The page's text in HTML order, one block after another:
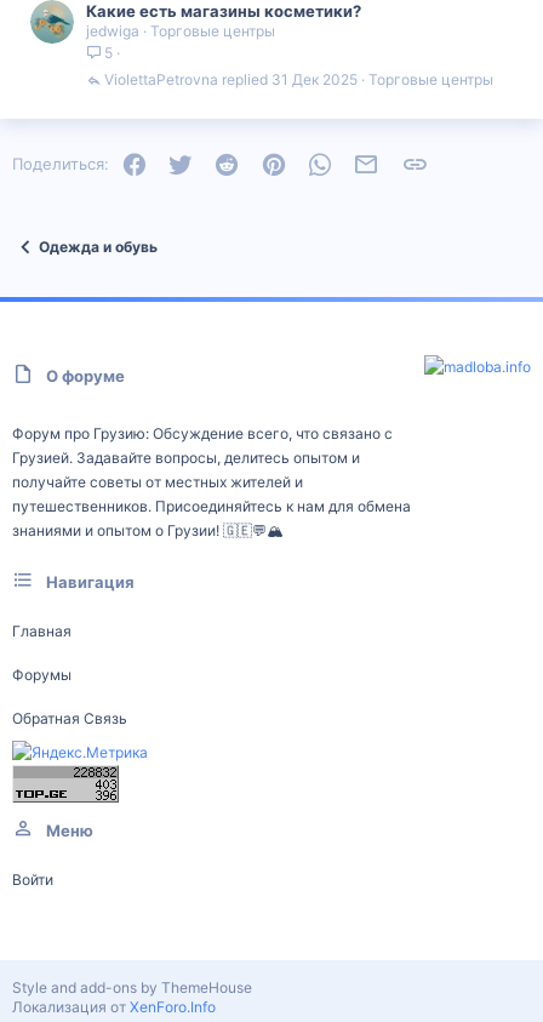
Какие есть магазины косметики?
jedwiga
Торговые центры
5
Торговые центры
31 Дек 2025
ViolettaPetrovna
Поделиться: FacebookTwitter Reddit PinterestWhatsAppЭлектронная почта
Одежда и обувь
О форуме
Форум про Грузию: Обсуждение всего, что связано с
Грузией. Задавайте вопросы, делитесь опытом и
получайте советы от местных жителей и
путешественников. Присоединяйтесь к нам для обмена
знаниями и опытом о Грузии! 🇬🇪💬🏔️
Навигация
Главная
Форумы
Обратная Связь
Меню
Войти
Style and add-ons by ThemeHouse
Локализация от XenForo.Info